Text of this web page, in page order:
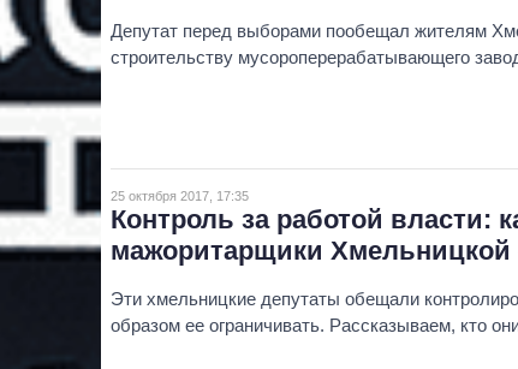
Депутат перед выборами пообещал жителям
строительству мусороперерабатывающего
25 октября 2017, 17:35
Контроль за работой
мажоритарщики Хмельницкой
Эти хмельницкие депутаты обещали
образом ее ограничивать. Рассказываем, кто